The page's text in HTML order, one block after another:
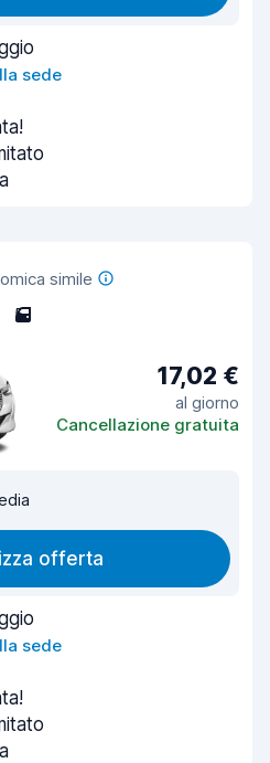
sede
simile
5
17,02 €
al giorno
Cancellazione gratuita
offerta
sede